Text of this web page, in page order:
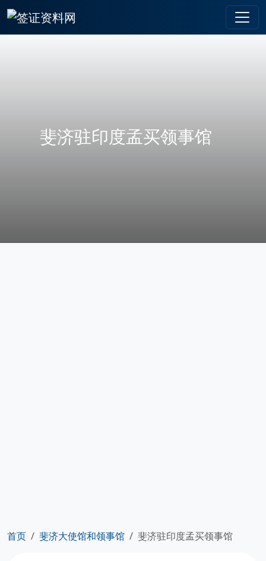
斐济驻印度孟买领事馆
首页 斐济大使馆和领事馆 斐济驻印度孟买领事馆